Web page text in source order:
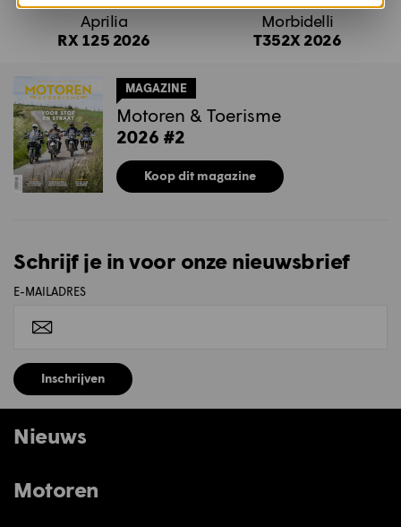
Aprilia
RX 125 2026
Morbidelli
T352X 2026
MAGAZINE
Motoren & Toerisme
2026 #2
Koop dit magazine
Schrijf je in voor onze nieuwsbrief
E-MAILADRES
Inschrijven
Nieuws
Motoren